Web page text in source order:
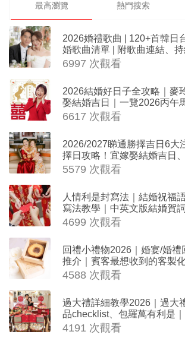
最高瀏覽 熱門搜索
2026婚禮歌曲 | 120+首韓日
婚歌曲清單 | 附歌曲連結、
6997 次觀看
2026結婚好日子全攻略｜麥
娶結婚吉日｜一覽2026丙午
擇日結婚+避開沖煞生肖指南
6617 次觀看
2026/2027睇通勝擇吉日6大
擇日攻略！宜嫁娶結婚吉日
沖生肖一覽
5579 次觀看
人情利是封寫法｜結婚祝福
寫法教學｜中英文版結婚賀
4699 次觀看
回禮小禮物2026｜婚宴/婚禮
推介｜賓客最想收到的客製
妹禮物（持續更新）
4588 次觀看
過大禮詳細教學2026｜過大
品checklist、包羅萬有利是
吉祥說話
4191 次觀看